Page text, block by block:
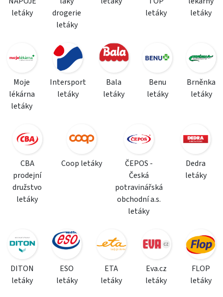
letáky
drogerie
letáky
letáky
letáky
Moje
lékárna
letáky
Intersport
letáky
Bala
letáky
Benu
letáky
Brněnka
letáky
CBA
prodejní
družstvo
letáky
Coop letáky
ČEPOS -
Česká
potravinářská
obchodní a.s.
letáky
Dedra
letáky
DITON
letáky
ESO
letáky
ETA
letáky
Eva.cz
letáky
FLOP
letáky